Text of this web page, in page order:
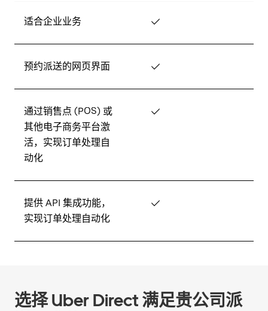
适合企业业务 ✓
预约派送的网页界面 ✓
通过销售点 (POS) 或
其他电子商务平台激
活，实现订单处理自
动化
✓
提供 API 集成功能，
实现订单处理自动化
✓
选择 Uber Direct 满足贵公司派